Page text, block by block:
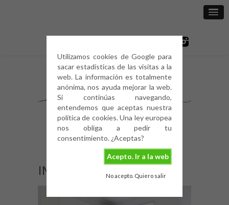
Utilizamos cookies de Google para
sacar estadísticas de las visitas a la
web. La información es totalmente
anónima, nos ayuda mejorar la web.
Si continúas navegando,
entendemos que aceptas nuestra
política de cookies. Una ley europea
nos obliga a pedir tu
consentimiento. ¿Aceptas?
Acepto. Ir a la web
No acepto. Quiero salir
IMG_2016